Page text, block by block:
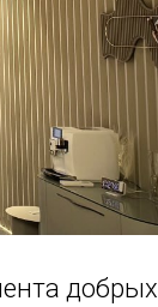
добрых